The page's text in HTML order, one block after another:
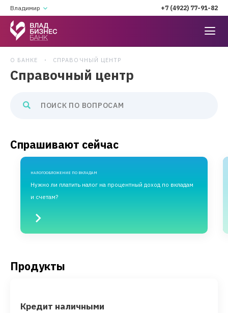
Владимир +7 (4922) 77-91-82
О БАНКЕ СПРАВОЧНЫЙ ЦЕНТР
Справочный центр
Спрашивают сейчас
НАЛОГООБЛОЖЕНИЕ ПО ВКЛАДАМ
Нужно ли платить налог на процентный доход по вкладам
и счетам?
Продукты
Кредит наличными